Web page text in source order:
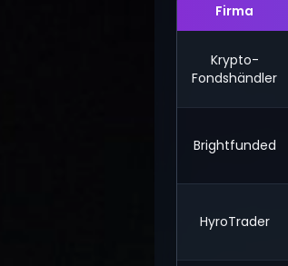
Firma
Krypto-
Fondshändler
Brightfunded
HyroTrader